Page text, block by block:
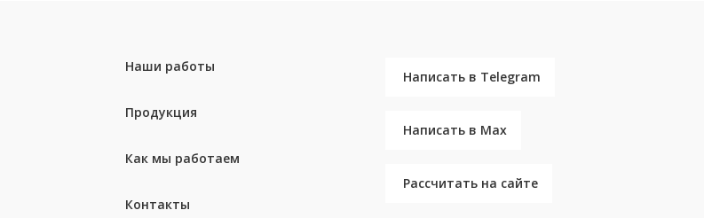
Наши работы
Продукция
Как мы работаем
Контакты
Написать в Telegram
Написать в Max
Рассчитать на сайте